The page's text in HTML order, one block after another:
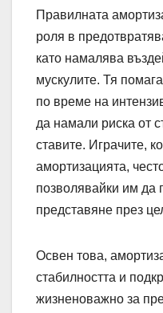
Правилната
роля в
като намалява
мускулите. Тя
по време на
да намали риска от
ставите. Играчите,
амортизацията,
позволявайки им да
представяне през
Освен това,
стабилността и
жизненоважно за